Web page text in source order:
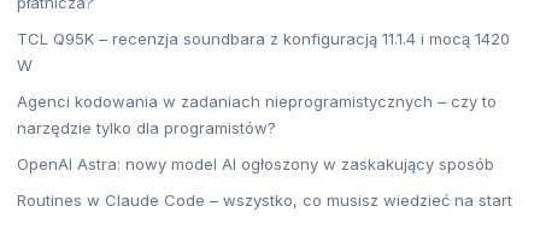
TCL Q95K – recenzja soundbara z konfiguracją 11.1.4 i mocą 1420
W
Agenci kodowania w zadaniach nieprogramistycznych – czy to
narzędzie tylko dla programistów?
OpenAI Astra: nowy model AI ogłoszony w zaskakujący sposób
Routines w Claude Code – wszystko, co musisz wiedzieć na start